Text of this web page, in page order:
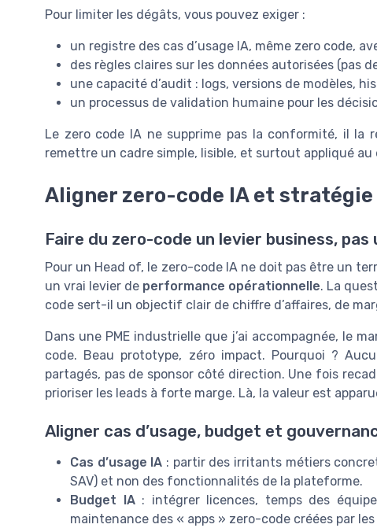
Pour limiter les dégâts, vous pouvez exiger :
un registre des cas d’usage IA, même zero code,
des règles claires sur les données autorisées (pas
une capacité d’audit : logs, versions de modèles,
un processus de validation humaine pour les
Le zero code IA ne supprime pas la conformité, il la
remettre un cadre simple, lisible, et surtout appliqué au
Aligner zero-code IA et stratégie
Faire du zero-code un levier business, pas
Pour un Head of, le zero-code IA ne doit pas être un
un vrai levier de performance opérationnelle. La
code sert-il un objectif clair de chiffre d’affaires, de
Dans une PME industrielle que j’ai accompagnée, le
code. Beau prototype, zéro impact. Pourquoi ?
partagés, pas de sponsor côté direction. Une fois
prioriser les leads à forte marge. Là, la valeur est
Aligner cas d’usage, budget et
Cas d’usage IA : partir des irritants métiers
SAV) et non des fonctionnalités de la plateforme.
Budget IA: intégrer licences, temps des
maintenance des « apps » zero-code créées par